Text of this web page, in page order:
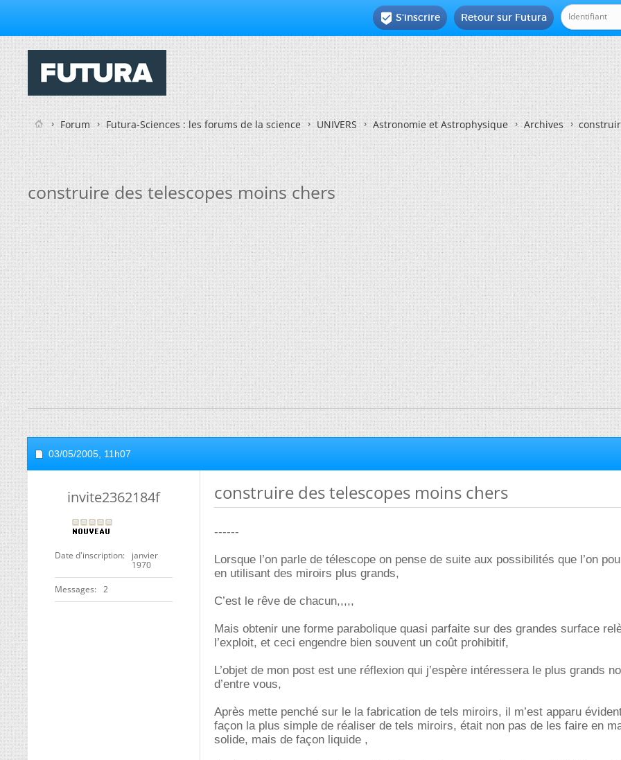
Retour sur Futura
 S'inscrire
Forum Futura-Sciences : les forums de la science UNIVERS Astronomie et Astrophysique Archives
construire des telescopes moins chers
03/05/2005, 11h07
invite2362184f
Date d'inscription
janvier
1970
Messages 2
construire des telescopes moins chers
------
Lorsque l’on parle de télescope on pense de suite aux possibilités que l’on
en utilisant des miroirs plus grands,
C’est le rêve de chacun,,,,,
Mais obtenir une forme parabolique quasi parfaite sur des grandes surface
l’exploit, et ceci engendre bien souvent un coût prohibitif,
L’objet de mon post est une réflexion qui j’espère intéressera le plus grands
d’entre vous,
Après mette penché sur le la fabrication de tels miroirs, il m’est apparu
façon la plus simple de réaliser de tels miroirs, était non pas de les faire en
solide, mais de façon liquide ,